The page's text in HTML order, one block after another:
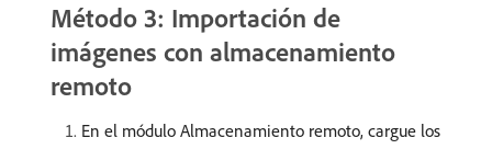
Método 3: Importación de
imágenes con almacenamiento
remoto
En el módulo Almacenamiento remoto, cargue los